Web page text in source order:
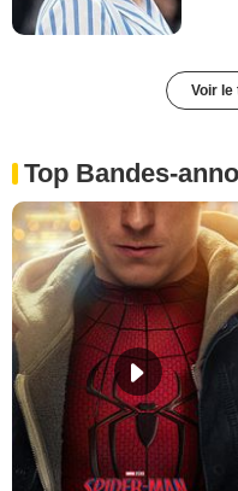
Voir le
Top Bandes-